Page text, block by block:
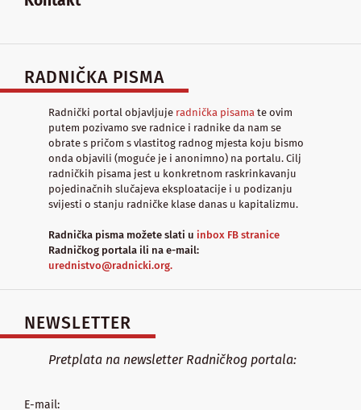
RADNIČKA PISMA
Radnički portal objavljuje radnička pisama te ovim
putem pozivamo sve radnice i radnike da nam se
obrate s pričom s vlastitog radnog mjesta koju bismo
onda objavili (moguće je i anonimno) na portalu. Cilj
radničkih pisama jest u konkretnom raskrinkavanju
pojedinačnih slučajeva eksploatacije i u podizanju
svijesti o stanju radničke klase danas u kapitalizmu.
Radnička pisma možete slati u inbox FB stranice
Radničkog portala ili na e-mail:
urednistvo@radnicki.org.
NEWSLETTER
Pretplata na newsletter Radničkog portala:
E-mail: